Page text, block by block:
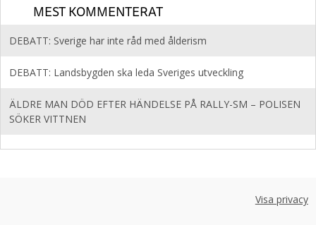
MEST KOMMENTERAT
DEBATT: Sverige har inte råd med ålderism
DEBATT: Landsbygden ska leda Sveriges utveckling
ÄLDRE MAN DÖD EFTER HÄNDELSE PÅ RALLY-SM – POLISEN
SÖKER VITTNEN
Visa privacy